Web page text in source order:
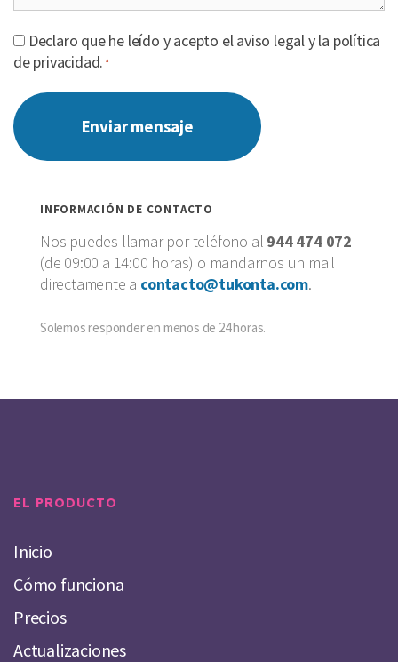
*
Declaro que he leído y acepto el aviso legal y la política
de privacidad.*
INFORMACIÓN DE CONTACTO
Nos puedes llamar por teléfono al 944 474 072
(de 09:00 a 14:00 horas) o mandarnos un mail
directamente a contacto@tukonta.com.
Solemos responder en menos de 24 horas.
EL PRODUCTO
Inicio
Cómo funciona
Precios
Actualizaciones